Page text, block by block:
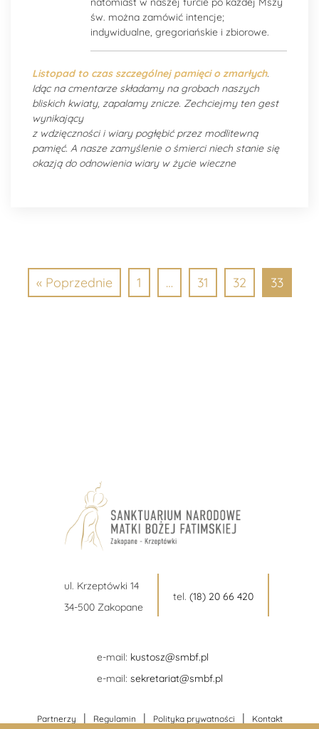
św. można zamówić intencje;
indywidualne, gregoriańskie i zbiorowe.
Listopad to czas szczególnej pamięci o zmarłych.
Idąc na cmentarze składamy na grobach naszych
bliskich kwiaty, zapalamy znicze. Zechciejmy ten gest
wynikający
z wdzięczności i wiary pogłębić przez modlitewną
pamięć. A nasze zamyślenie o śmierci niech stanie się
okazją do odnowienia wiary w życie wieczne
« Poprzednie 1 … 31 32 33
ul. Krzeptówki 14
34-500 Zakopane
tel. (18) 20 66 420
e-mail: kustosz@smbf.pl
e-mail: sekretariat@smbf.pl
Partnerzy | Regulamin | Polityka prywatności | Kontakt